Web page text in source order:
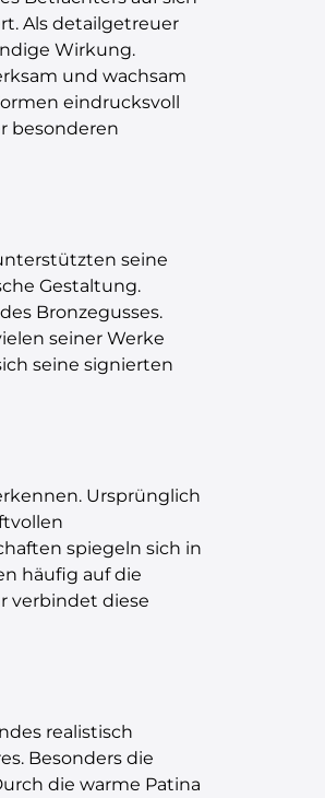
Als detailgetreuer
Wirkung.
und wachsam
eindrucksvoll
besonderen
seine
Gestaltung.
Bronzegusses.
seiner Werke
seine signierten
Ursprünglich
spiegeln sich in
häufig auf die
verbindet diese
realistisch
Besonders die
die warme Patina